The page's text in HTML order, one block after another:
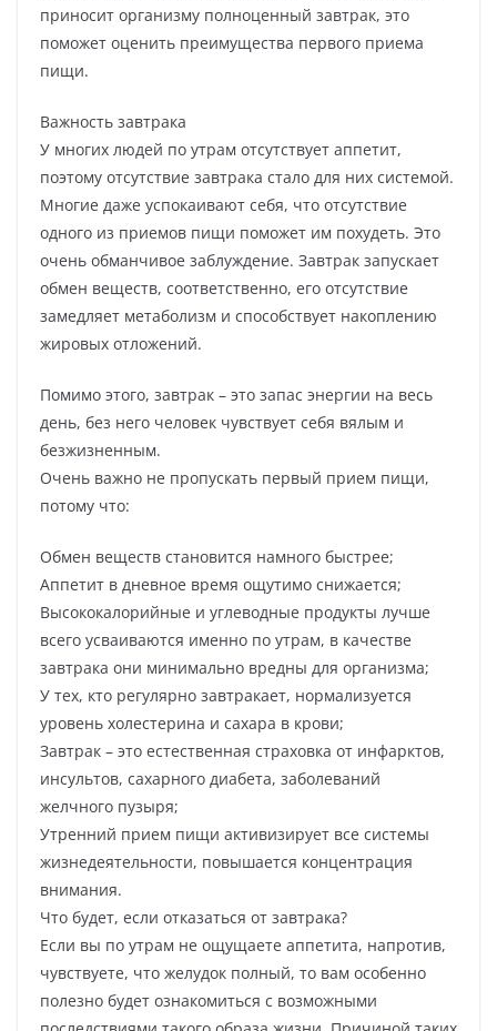
приносит организму полноценный завтрак, это
поможет оценить преимущества первого приема
пищи.
Важность завтрака
У многих людей по утрам отсутствует аппетит,
поэтому отсутствие завтрака стало для них системой.
Многие даже успокаивают себя, что отсутствие
одного из приемов пищи поможет им похудеть. Это
очень обманчивое заблуждение. Завтрак запускает
обмен веществ, соответственно, его отсутствие
замедляет метаболизм и способствует накоплению
жировых отложений.
Помимо этого, завтрак – это запас энергии на весь
день, без него человек чувствует себя вялым и
безжизненным.
Очень важно не пропускать первый прием пищи,
потому что:
Обмен веществ становится намного быстрее;
Аппетит в дневное время ощутимо снижается;
Высококалорийные и углеводные продукты лучше
всего усваиваются именно по утрам, в качестве
завтрака они минимально вредны для организма;
У тех, кто регулярно завтракает, нормализуется
уровень холестерина и сахара в крови;
Завтрак – это естественная страховка от инфарктов,
инсультов, сахарного диабета, заболеваний
желчного пузыря;
Утренний прием пищи активизирует все системы
жизнедеятельности, повышается концентрация
внимания.
Что будет, если отказаться от завтрака?
Если вы по утрам не ощущаете аппетита, напротив,
чувствуете, что желудок полный, то вам особенно
полезно будет ознакомиться с возможными